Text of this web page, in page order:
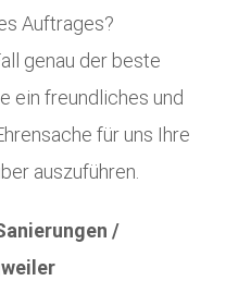
Auftrages?
genau der beste
ein freundliches und
für uns Ihre
auszuführen.
/